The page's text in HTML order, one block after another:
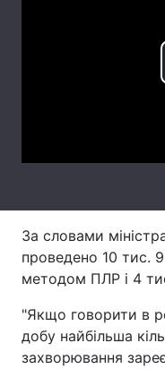
Послуги
Тема оформлення
За словами
проведено 10 тис.
методом ПЛР і 4
"Якщо говорити в
добу найбільша
захворювання